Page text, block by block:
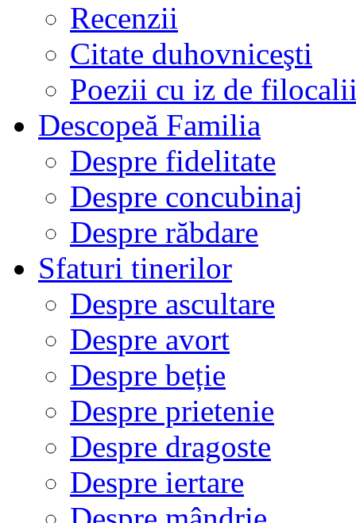
Recenzii
Citate duhovniceşti
Poezii cu iz de
Descopeă Familia
Despre fidelitate
Despre concubinaj
Despre răbdare
Sfaturi tinerilor
Despre ascultare
Despre avort
Despre beție
Despre prietenie
Despre dragoste
Despre iertare